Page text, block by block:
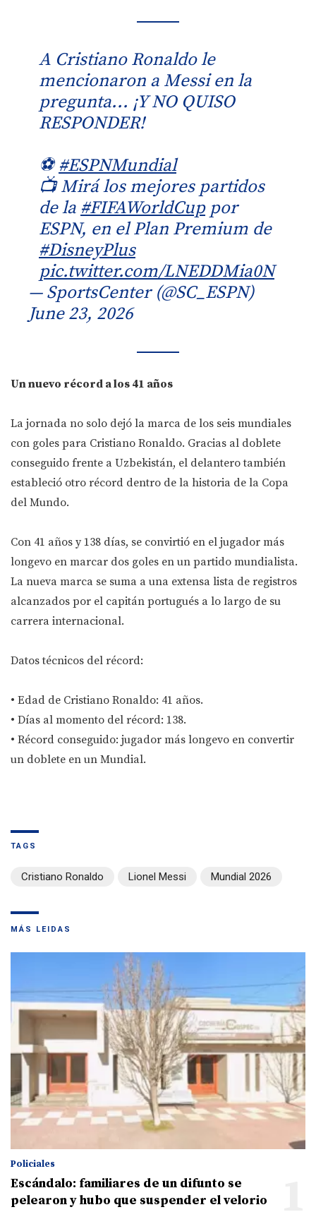
A Cristiano Ronaldo le
mencionaron a Messi en la
pregunta... ¡Y NO QUISO
RESPONDER!
⚽#ESPNMundial
📺 Mirá los mejores partidos
de la #FIFAWorldCuppor
ESPN, en el Plan Premium de
#DisneyPlus
pic.twitter.com/LNEDDMia0N
— SportsCenter (@SC_ESPN)
June 23, 2026
Un nuevo récord a los 41 años
La jornada no solo dejó la marca de los seis mundiales
con goles para Cristiano Ronaldo. Gracias al doblete
conseguido frente a Uzbekistán, el delantero también
estableció otro récord dentro de la historia de la Copa
del Mundo.
Con 41 años y 138 días, se convirtió en el jugador más
longevo en marcar dos goles en un partido mundialista.
La nueva marca se suma a una extensa lista de registros
alcanzados por el capitán portugués a lo largo de su
carrera internacional.
Datos técnicos del récord:
• Edad de Cristiano Ronaldo: 41 años.
• Días al momento del récord: 138.
• Récord conseguido: jugador más longevo en convertir
un doblete en un Mundial.
TAGS
Cristiano Ronaldo Lionel Messi Mundial 2026
MÁS LEIDAS
Policiales
Escándalo: familiares de un difunto se
pelearon y hubo que suspender el velorio